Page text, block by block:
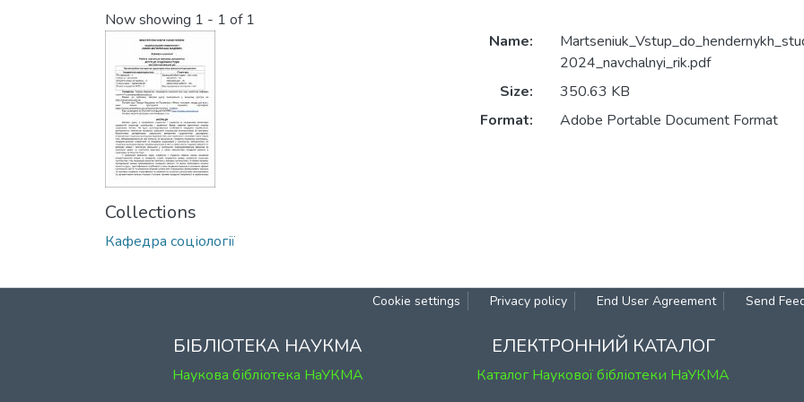
Now showing 1 - 1 of 1
Name:
2024_navchalnyi_rik.pdf
Size:
350.63 KB
Format:
Adobe Portable Document Format
Collections
Кафедра соціології
Cookie settings Privacy policy End User Agreement Send
БІБЛІОТЕКА НАУКМА
Наукова бібліотека НаУКМА
ЕЛЕКТРОННИЙ КАТАЛОГ
Каталог Наукової бібліотеки НаУКМА